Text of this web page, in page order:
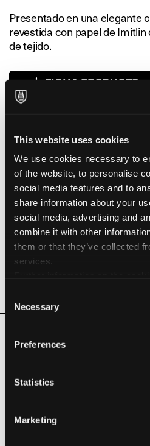
This website uses cookies
We use cookies necessary to
of the website, to personalise
social media features and to
share information about your
social media, advertising and
combine it with other
them or that they’ve collected
services.
Selection
Necessary
Preferences
Statistics
Marketing
Instrumentos de dibujo
Características y
Presentado en una elegante
revestida con papel de
de tejido.
FICHA PRODUCTO
Productos